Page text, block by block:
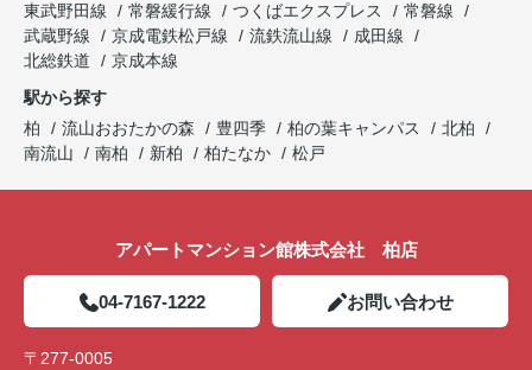
東武野田線
常磐緩行線 つくばエクスプレス
常磐線
武蔵野線
京成電鉄松戸線 流鉄流山線
成田線
北総鉄道
京成本線
駅から探す
柏
流山おおたかの森 豊四季 柏の葉キャンパス
北柏
南流山
南柏 新柏 柏たなか 松戸
アパートマンション館株式会社 柏店
04-7167-1222 お問い合わせ
〒277-0005